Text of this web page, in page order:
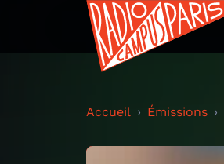
Accueil Émissions